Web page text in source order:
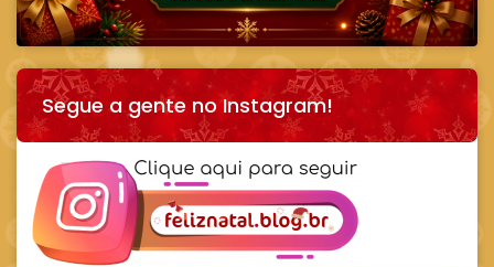
Segue a gente no Instagram!